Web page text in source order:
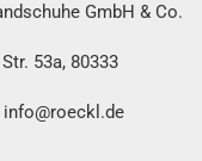
GmbH & Co.
53a, 80333
info@roeckl.de